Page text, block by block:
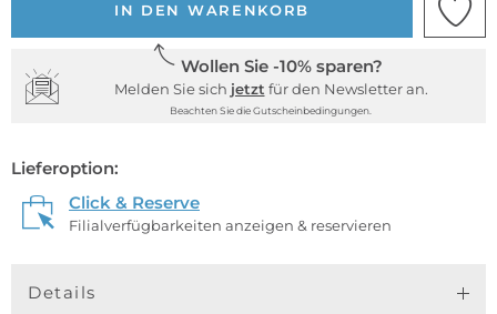
IN DEN WARENKORB
Wollen Sie -10% sparen?
Melden Sie sich jetzt für den Newsletter an.
Beachten Sie die Gutscheinbedingungen.
Lieferoption:
Click & Reserve
Filialverfügbarkeiten anzeigen & reservieren
Details